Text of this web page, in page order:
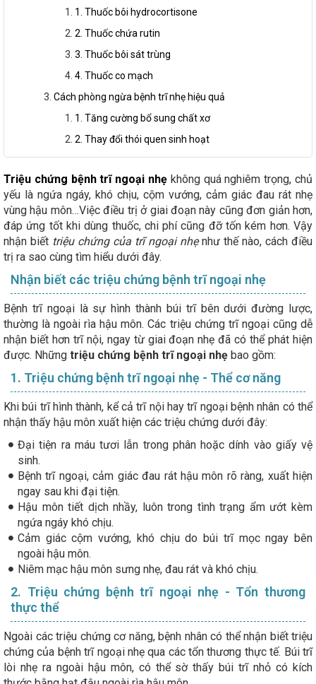
1. Thuốc bôi hydrocortisone
2. Thuốc chứa rutin
3. Thuốc bôi sát trùng
4. Thuốc co mạch
Cách phòng ngừa bệnh trĩ nhẹ hiệu quả
1. Tăng cường bổ sung chất xơ
2. Thay đổi thói quen sinh hoạt
Triệu chứng bệnh trĩ ngoại nhẹ không quá nghiêm trọng, chủ
yếu là ngứa ngáy, khó chịu, cộm vướng, cảm giác đau rát nhẹ
vùng hậu môn…Việc điều trị ở giai đoạn này cũng đơn giản hơn,
đáp ứng tốt khi dùng thuốc, chi phí cũng đỡ tốn kém hơn. Vậy
nhận biết triệu chứng của trĩ ngoại nhẹnhư thế nào, cách điều
trị ra sao cùng tìm hiểu dưới đây.
Nhận biết các triệu chứng bệnh trĩ ngoại nhẹ
Bệnh trĩ ngoại là sự hình thành búi trĩ bên dưới đường lược,
thường là ngoài rìa hậu môn. Các triệu chứng trĩ ngoại cũng dễ
nhận biết hơn trĩ nội, ngay từ giai đoạn nhẹ đã có thể phát hiện
được. Những triệu chứng bệnh trĩ ngoại nhẹ bao gồm:
1. Triệu chứng bệnh trĩ ngoại nhẹ - Thể cơ năng
Khi búi trĩ hình thành, kể cả trĩ nội hay trĩ ngoại bệnh nhân có thể
nhận thấy hậu môn xuất hiện các triệu chứng dưới đây:
Đại tiện ra máu tươi lẫn trong phân hoặc dính vào giấy vệ
sinh.
Bệnh trĩ ngoại, cảm giác đau rát hậu môn rõ ràng, xuất hiện
ngay sau khi đại tiện.
Hậu môn tiết dịch nhầy, luôn trong tình trạng ẩm ướt kèm
ngứa ngáy khó chịu.
Cảm giác cộm vướng, khó chịu do búi trĩ mọc ngay bên
ngoài hậu môn.
Niêm mạc hậu môn sưng nhẹ, đau rát và khó chịu.
2. Triệu chứng bệnh trĩ ngoại nhẹ - Tổn thương
thực thể
Ngoài các triệu chứng cơ năng, bệnh nhân có thể nhận biết triệu
chứng của bệnh trĩ ngoại nhẹ qua các tổn thương thực tế. Búi trĩ
lòi nhẹ ra ngoài hậu môn, có thể sờ thấy búi trĩ nhỏ có kích